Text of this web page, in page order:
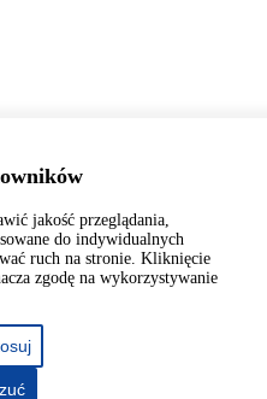
jakość przeglądania,
do indywidualnych
ruch na stronie. Kliknięcie
zgodę na wykorzystywanie